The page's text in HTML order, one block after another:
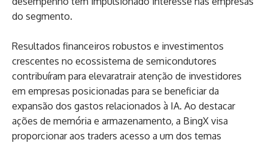
do segmento.
Resultados financeiros robustos e investimentos
crescentes no ecossistema de semicondutores
contribuíram para elevaratrair atenção de investidores
em empresas posicionadas para se beneficiar da
expansão dos gastos relacionados à IA. Ao destacar
ações de memória e armazenamento, a BingX visa
proporcionar aos traders acesso a um dos temas